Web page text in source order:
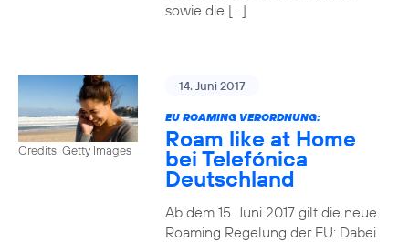
sowie die […]
Credits: Getty Images
14. Juni 2017
EU ROAMING VERORDNUNG:
Roam like at Home
bei Telefónica
Deutschland
Ab dem 15. Juni 2017 gilt die neue
Roaming Regelung der EU: Dabei